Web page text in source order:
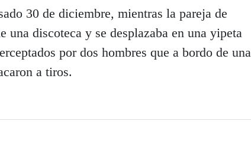
30 de diciembre, mientras la pareja de
una discoteca y se desplazaba en una yipeta
por dos hombres que a bordo de una
a tiros.